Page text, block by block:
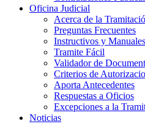
Oficina Judicial
Acerca de la
Preguntas Frecuentes
Instructivos y Manuales
Tramite Fácil
Validador de
Criterios de
Aporta Antecedentes
Respuestas a Oficios
Excepciones a la
Noticias